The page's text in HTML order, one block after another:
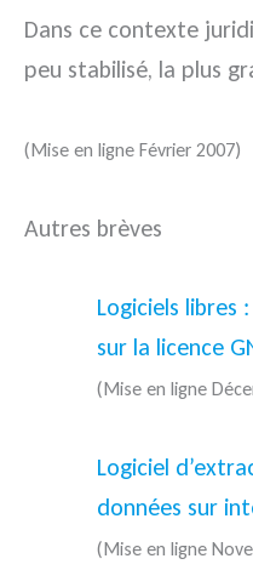
Dans ce contexte
peu stabilisé, la plus
(Mise en ligne Février 2007)
Autres brèves
Logiciels libres
sur la licence
(Mise en ligne
Logiciel
données sur
(Mise en ligne